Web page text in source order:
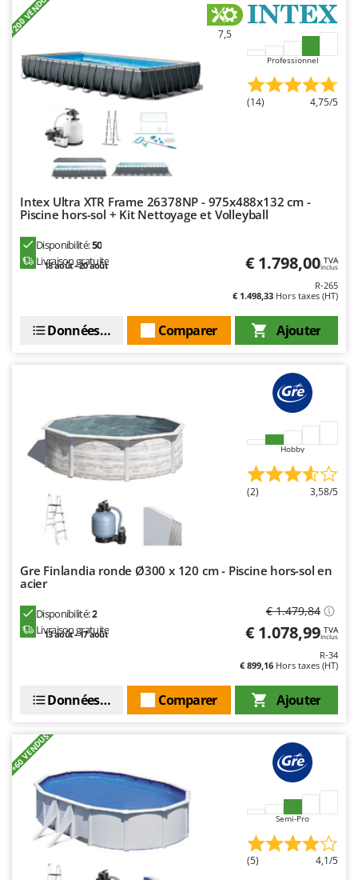
Troy-Bilt
U
Udor
Unger
Verdemax
Vesco
Volpi
W
Waldner
Weber
WIDU
Wortex
Yard Force
Zanon
Zephir
ZGrills
Zodiac
+200 VENDUS 7,5
Professionnel
(14) 4,75/5
Intex Ultra XTR Frame 26378NP - 975x488x132 cm -
Piscine hors-sol + Kit Nettoyage et Volleyball
Disponibilité:50
Livraison gratuite
18 août - 20 août € 1.798,00 TVA
Inclus
R-265
€ 1.498,33 Hors taxes (HT)
Ajouter
Comparer
Données techniques
Hobby
(2) 3,58/5
Gre Finlandia ronde Ø300 x 120 cm - Piscine hors-sol en
acier
Disponibilité:2
Livraison gratuite
13 août - 17 août
€ 1.479,84
€ 1.078,99 TVA
Inclus
R-34
€ 899,16 Hors taxes (HT)
Ajouter
Comparer
Données techniques
+60 VENDUS
Semi-Pro
(5) 4,1/5